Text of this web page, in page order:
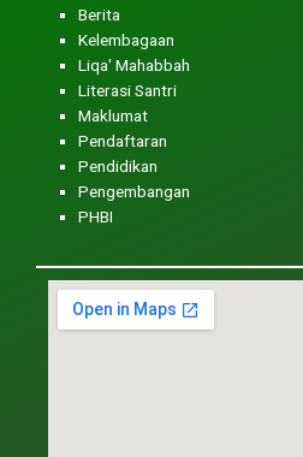
Berita
Kelembagaan
Liqa' Mahabbah
Literasi Santri
Maklumat
Pendaftaran
Pendidikan
Pengembangan
PHBI